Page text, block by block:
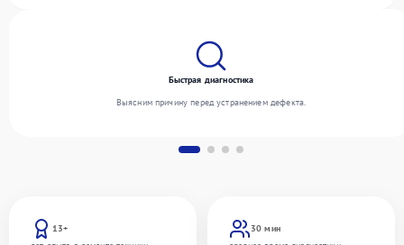
13+
30 мин
Быстрая диагностика
Выясним причину перед устранением дефекта.